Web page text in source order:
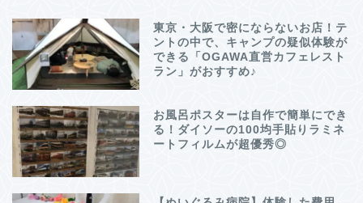
東京・大阪で密にならないお店！テ
ントの中で、キャンプの疑似体験が
できる「OGAWA直営カフェレスト
ラン」がおすすめ♪
お風呂ポスターは自作で簡単にでき
る！ダイソーの100均手貼りラミネ
ートフィルムが超優秀◎